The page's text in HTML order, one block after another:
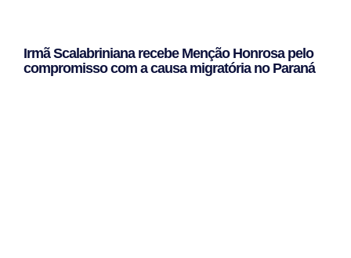
Irmã Scalabriniana recebe Menção Honrosa pelo
compromisso com a causa migratória no Paraná